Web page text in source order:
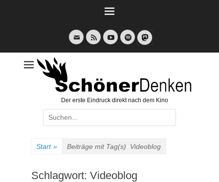
E-
Mail
Feed YouTubeSpotify
Der erste Eindruck direkt nach dem Kino
Suche
nach:
Start » Beiträge mit Tag(s) Videoblog
Schlagwort: Videoblog